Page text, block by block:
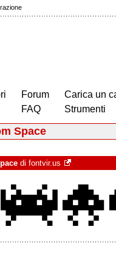
Forum
FAQ
Carica un
Strumenti
Space
di fontvir.us